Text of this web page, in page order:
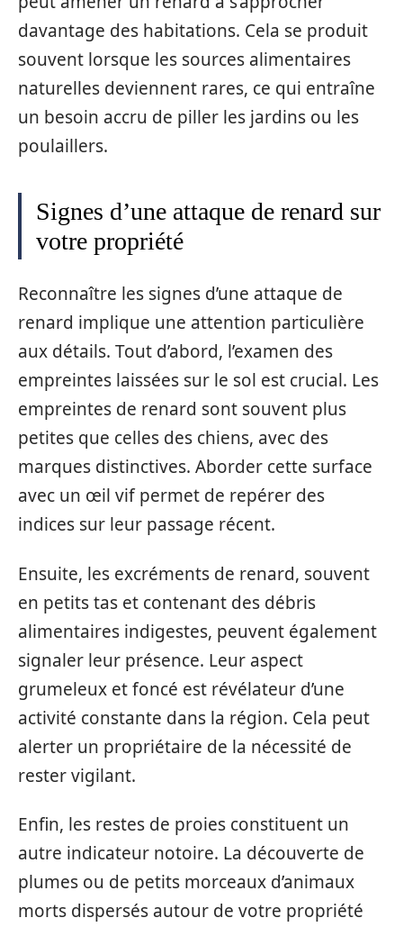
davantage des habitations. Cela se produit
souvent lorsque les sources alimentaires
naturelles deviennent rares, ce qui entraîne
un besoin accru de piller les jardins ou les
poulaillers.
Signes d’une attaque de renard sur
votre propriété
Reconnaître les signes d’une attaque de
renard implique une attention particulière
aux détails. Tout d’abord, l’examen des
empreintes laissées sur le sol est crucial. Les
empreintes de renard sont souvent plus
petites que celles des chiens, avec des
marques distinctives. Aborder cette surface
avec un œil vif permet de repérer des
indices sur leur passage récent.
Ensuite, les excréments de renard, souvent
en petits tas et contenant des débris
alimentaires indigestes, peuvent également
signaler leur présence. Leur aspect
grumeleux et foncé est révélateur d’une
activité constante dans la région. Cela peut
alerter un propriétaire de la nécessité de
rester vigilant.
Enfin, les restes de proies constituent un
autre indicateur notoire. La découverte de
plumes ou de petits morceaux d’animaux
morts dispersés autour de votre propriété